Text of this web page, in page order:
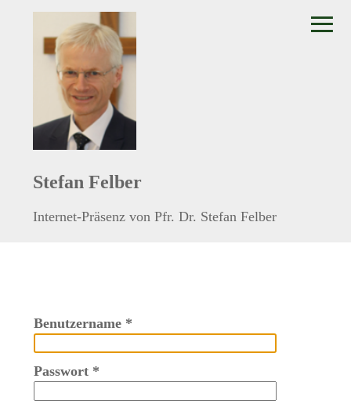
Stefan Felber
Internet-Präsenz von Pfr. Dr. Stefan Felber
Benutzername*
Passwort*
≡